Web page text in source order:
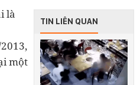
TIN LIÊN QUAN
là
một